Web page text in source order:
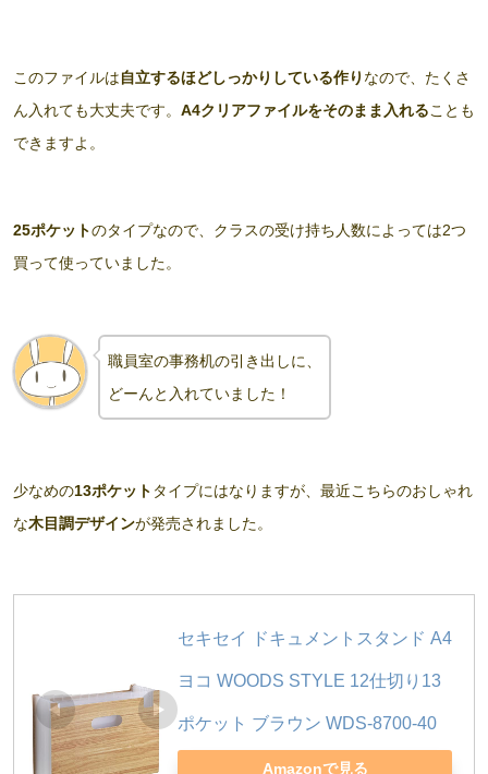
このファイルは自立するほどしっかりしている作り なので、たくさ
ん入れても大丈夫です。 A4クリアファイルをそのまま入れることも
できますよ。
25ポケットのタイプなので、クラスの受け持ち人数によっては2つ
買って使っていました。
職員室の事務机の引き出しに、
どーんと入れていました ！
少なめの13ポケット タイプにはなりますが、最近こちらのおしゃれ
な木目調デザインが発売されました。
セキセイ ドキュメントスタンド A4
ヨコ WOODS STYLE 12仕切り13
ポケット ブラウン WDS-8700-40
Amazonで見る